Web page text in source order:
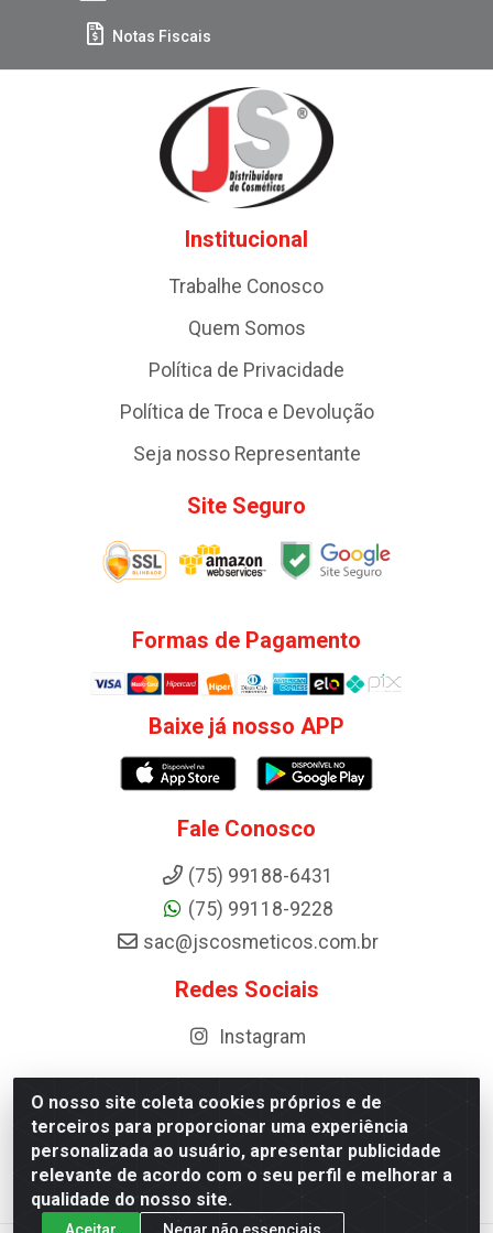
O nosso site coleta cookies próprios e de
terceiros para proporcionar uma experiência
personalizada ao usuário, apresentar publicidade
relevante de acordo com o seu perfil e melhorar a
qualidade do nosso site.
Aceitar Negar não essenciais
Notas Fiscais
Institucional
Trabalhe Conosco
Quem Somos
Política de Privacidade
Política de Troca e Devolução
Seja nosso Representante
Site Seguro
Formas de Pagamento
Baixe já nosso APP
Fale Conosco
(75) 99188-6431
(75) 99118-9228
sac@jscosmeticos.com.br
Redes Sociais
Instagram
Distribuidora de Cosméticos Antoneto LTDA - BA-052,
km 87 - Industrial, Ipirá - BA, 44600-000 - CNPJ
10.984.107/0001-75